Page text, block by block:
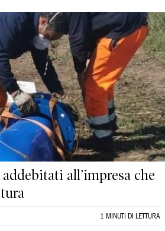
all’impresa che
1 MINUTI DI LETTURA